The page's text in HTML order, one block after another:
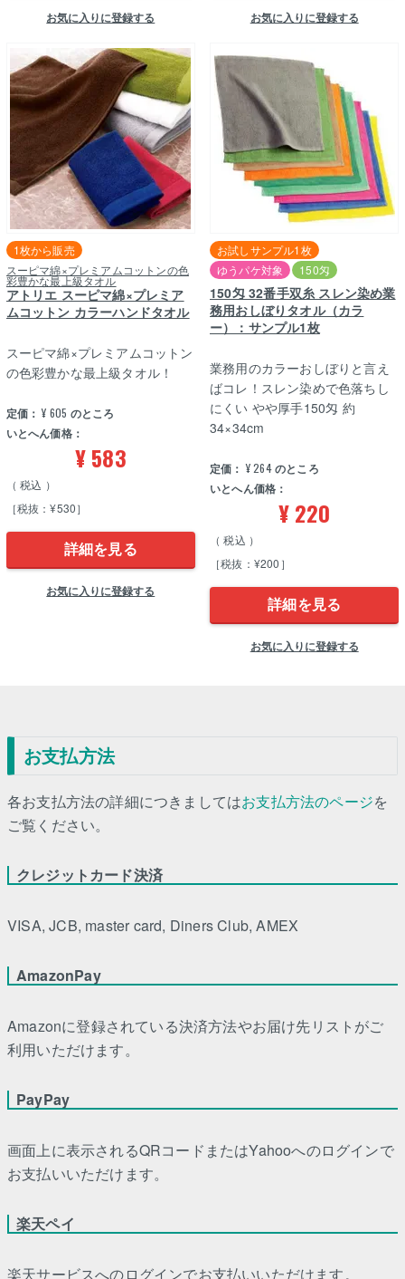
お気に入りに登録する お気に入りに登録する
スーピマ綿×プレミアムコットンの色
彩豊かな最上級タオル
アトリエ スーピマ綿×プレミア
ムコットン カラーハンドタオル
1枚から販売
定価： ¥ 605 のところ
いとへん価格：
¥583
税込
［税抜：¥530］
スーピマ綿×プレミアムコットン
の色彩豊かな最上級タオル！
詳細を見る
お気に入りに登録する
150匁 32番手双糸 スレン染め業
務用おしぼりタオル（カラ
ー）：サンプル1枚
お試しサンプル1枚
ゆうパケ対象
150匁
定価： ¥264のところ
いとへん価格：
¥220
税込
［税抜：¥200］
業務用のカラーおしぼりと言え
ばコレ！スレン染めで色落ちし
にくい やや厚手150匁 約
34×34cm
詳細を見る
お気に入りに登録する
お支払方法
各お支払方法の詳細につきましてはお支払方法のページを
ご覧ください。
クレジットカード決済
VISA, JCB, master card, Diners Club, AMEX
AmazonPay
Amazonに登録されている決済方法やお届け先リストがご
利用いただけます。
PayPay
画面上に表示されるQRコードまたはYahooへのログインで
お支払いいただけます。
楽天ペイ
楽天サービスへのログインでお支払いいただけます。